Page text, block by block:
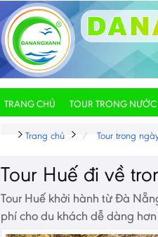
TRANG CHỦ TOUR TRONG NƯỚC
Trang chủ Tour trong
Tour Huế đi về
Tour Huế khởi hành từ Đà
phí cho du khách dễ dàng